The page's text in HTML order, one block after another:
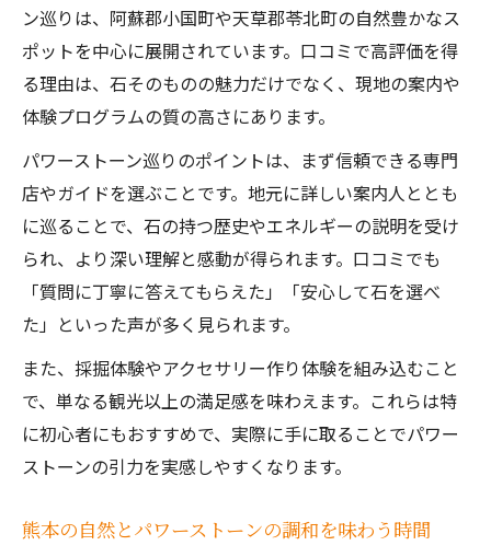
引力を持つパワーストーンに触れる体験談
紹介
神社やパワースポットで得られる引力の秘
密
運気アップを狙う旅におすすめの天然石巡り
運気アップに効果的なパワーストーン巡り
の魅力
熊本で体験できる天然石採掘のおすすめポ
イント
パワーストーンを活かす旅の楽しみ方を徹
底解説
パワーストーン好きに人気の運気アップス
ポット
口コミから学ぶ運気アップに合うパワース
パワーストーン探しが楽しい熊本の隠れ名所
ン巡りは、阿蘇郡小国町や天草郡苓北町の自然豊かなス
ポットを中心に展開されています。口コミで高評価を得
る理由は、石そのものの魅力だけでなく、現地の案内や
体験プログラムの質の高さにあります。
パワーストーン巡りのポイントは、まず信頼できる専門
店やガイドを選ぶことです。地元に詳しい案内人ととも
に巡ることで、石の持つ歴史やエネルギーの説明を受け
られ、より深い理解と感動が得られます。口コミでも
「質問に丁寧に答えてもらえた」「安心して石を選べ
た」といった声が多く見られます。
また、採掘体験やアクセサリー作り体験を組み込むこと
で、単なる観光以上の満足感を味わえます。これらは特
に初心者にもおすすめで、実際に手に取ることでパワー
ストーンの引力を実感しやすくなります。
熊本の自然とパワーストーンの調和を味わう時間